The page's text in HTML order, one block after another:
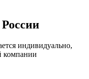
индивидуально,
компании